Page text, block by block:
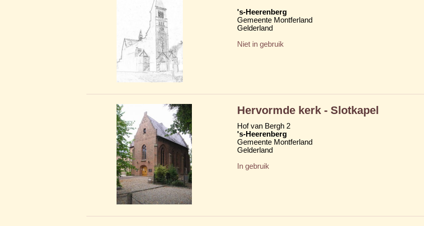
's-Heerenberg
Gemeente Montferland
Gelderland
Niet in gebruik
Hervormde kerk - Slotkapel
Hof van Bergh 2
's-Heerenberg
Gemeente Montferland
Gelderland
In gebruik